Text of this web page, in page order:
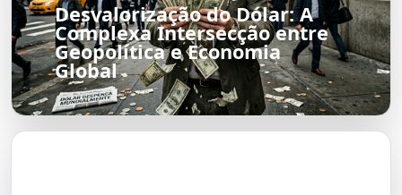
Desvalorização do Dólar: A
Complexa Intersecção entre
Geopolítica e Economia
Global